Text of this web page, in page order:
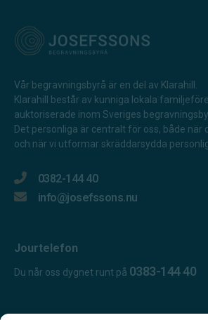
Vår begravningsbyrå är en del av Klarahill.
Klarahill består av kunniga lokala
auktoriserade inom Sveriges
Det personliga är centralt för oss, både när
och när vi utformar skräddarsydda
0382-144 40
info@josefssons.nu
Jourtelefon
Du når oss dygnet runt på 0383-144 40